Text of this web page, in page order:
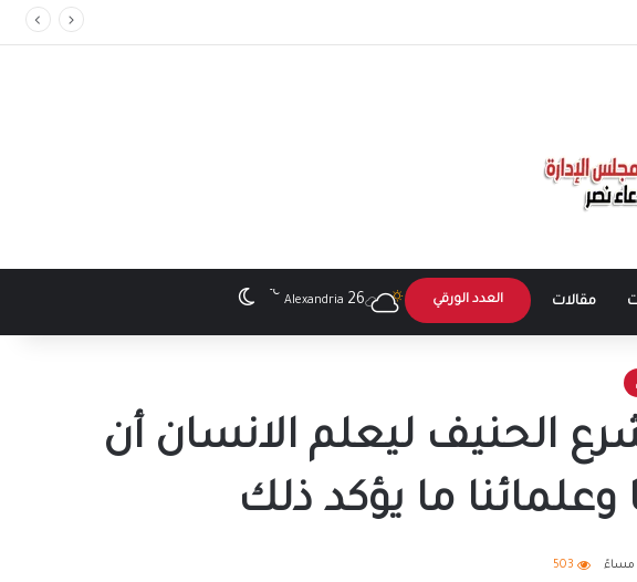
مقالات العدد الورقي Alexandria 26
℃ الوضع المظلم
الحنيف ليعلم الانسان أن
ما يؤكد ذلك
503